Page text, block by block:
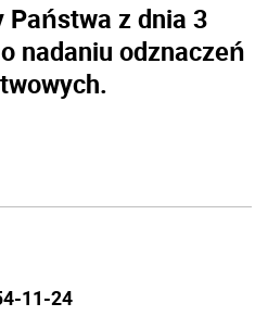
Państwa z dnia 3
nadaniu odznaczeń
11-24